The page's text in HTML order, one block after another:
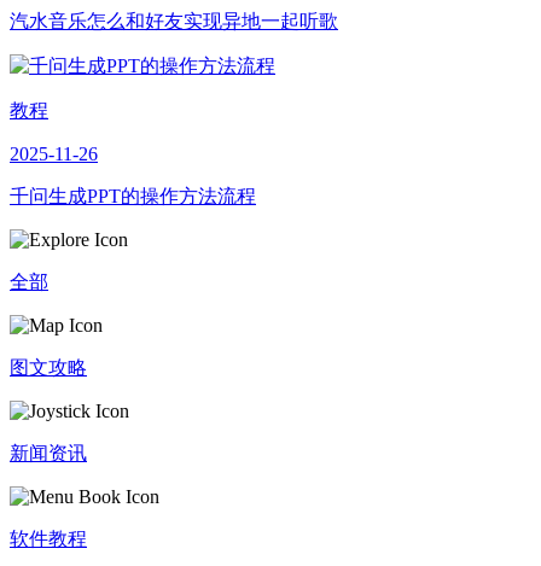
汽水音乐怎么和好友实现异地一起听歌
教程
2025-11-26
千问生成PPT的操作方法流程
全部
图文攻略
新闻资讯
软件教程